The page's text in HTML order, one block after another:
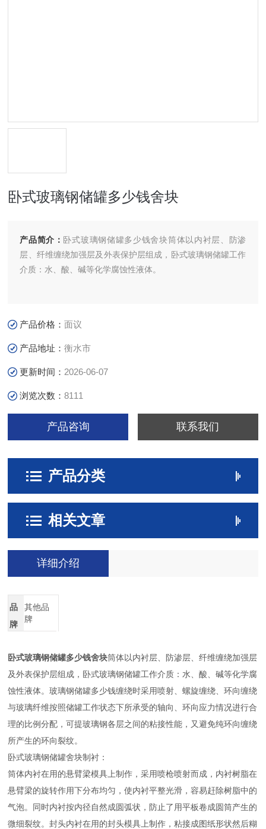
卧式玻璃钢储罐多少钱舍块
产品简介： 卧式玻璃钢储罐多少钱舍块筒体以内衬层、防渗
层、纤维缠绕加强层及外表保护层组成，卧式玻璃钢储罐工作
介质：水、酸、碱等化学腐蚀性液体。
产品价格：面议
产品地址：衡水市
更新时间： 2026-06-07
浏览次数：8111
产品咨询 联系我们
产品分类
相关文章
详细介绍
品
牌
其他品
牌
卧式玻璃钢储罐多少钱舍块筒体以内衬层、防渗层、纤维缠绕加强层
及外表保护层组成，卧式玻璃钢储罐工作介质：水、酸、碱等化学腐
蚀性液体。玻璃钢储罐多少钱缠绕时采用喷射、螺旋缠绕、环向缠绕
与玻璃纤维按照储罐工作状态下所承受的轴向、环向应力情况进行合
理的比例分配，可提玻璃钢各层之间的粘接性能，又避免纯环向缠绕
所产生的环向裂纹。
卧式玻璃钢储罐舍块制衬：
筒体内衬在用的悬臂梁模具上制作，采用喷枪喷射而成，内衬树脂在
悬臂梁的旋转作用下分布均匀，使内衬平整光滑，容易赶除树脂中的
气泡。同时内衬按内径自然成圆弧状，防止了用平板卷成圆筒产生的
微细裂纹。封头内衬在用的封头模具上制作，粘接成图纸形状然后糊